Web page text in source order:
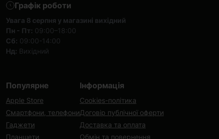
Графік роботи
Увага 8 серпня у магазині вихідний
Пн - Пт: 09:00–18:00
Сб: 09:00-14:00
Нд: Вихідний
Популярне
Apple Store
Смартфони, телефони
Гаджети
Планшети
Інформація
Cookies-політика
Договір публічної оферти
Доставка та оплата
Обмін та повернення